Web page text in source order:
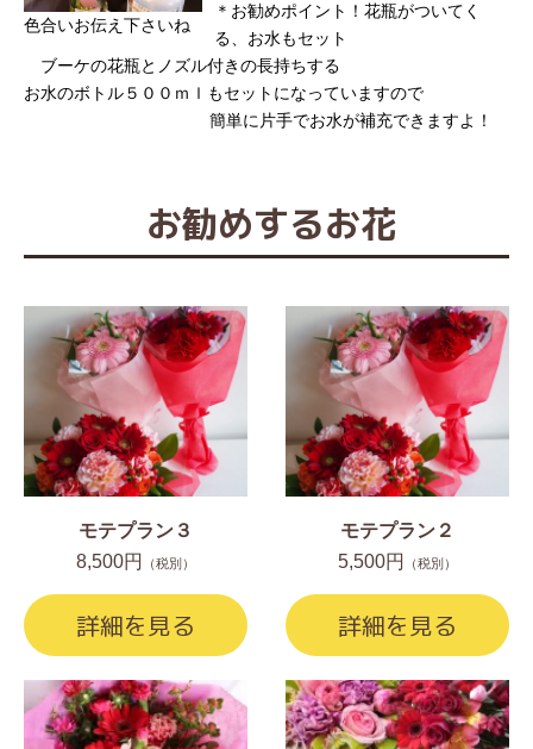
色合いお伝え下さいね
＊お勧めポイント！花瓶がついてく
る、お水もセット
ブーケの花瓶とノズル付きの長持ちする
お水のボトル５００ｍｌもセットになっていますので
簡単に片手でお水が補充できますよ！
お勧めするお花
モテプラン３
8,500円
（税別）
詳細を見る
モテプラン２
5,500円
（税別）
詳細を見る